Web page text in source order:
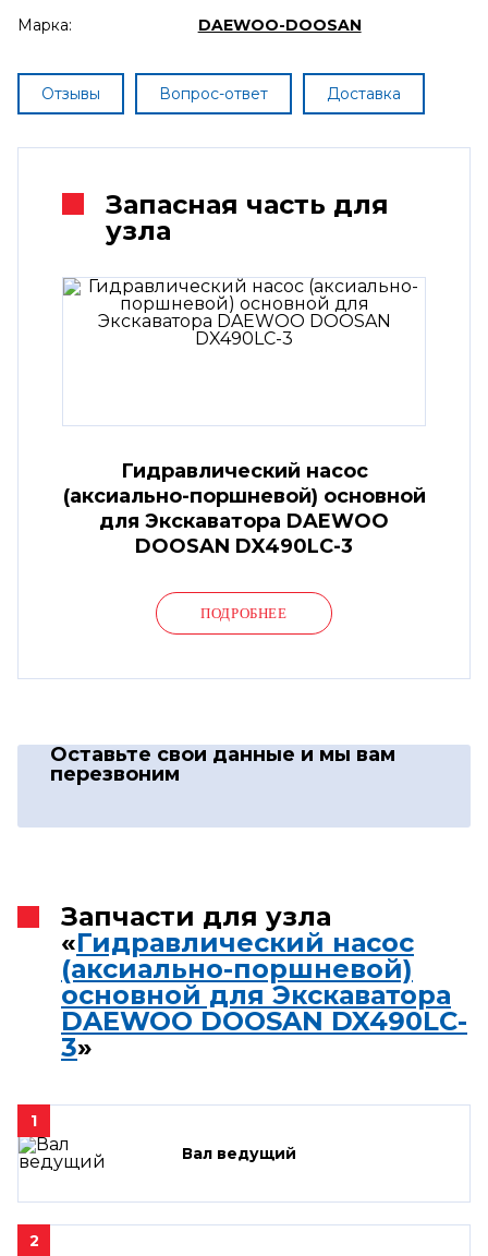
Марка:
DAEWOO-DOOSAN
Отзывы Вопрос-ответ Доставка
Запасная часть для
узла
Гидравлический насос
(аксиально-поршневой) основной
для Экскаватора DAEWOO
DOOSAN DX490LC-3
ПОДРОБНЕЕ
Оставьте свои данные и мы вам
перезвоним
Запчасти для узла
«Гидравлический насос
(аксиально-поршневой)
основной для Экскаватора
DAEWOO DOOSAN DX490LC-
3»
1
Вал ведущий
2